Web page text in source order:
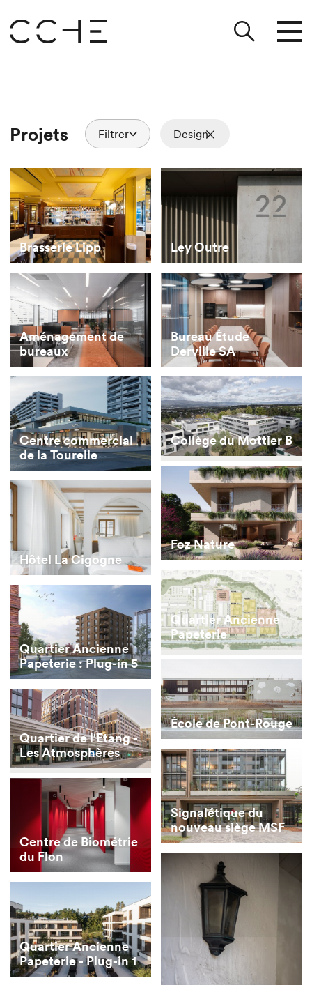
Projets Filtrer Design
Brasserie Lipp Ley Outre
Aménagement de
bureaux
Bureau Étude
Derville SA
Centre commercial
de la Tourelle
Collège du Mottier B
Foz Nature
Hôtel La Cigogne
Quartier Ancienne
Papeterie
Quartier Ancienne
Papeterie : Plug-in 5
École de Pont-Rouge
Quartier de l'Etang -
Les Atmosphères
Signalétique du
nouveau siège MSF
Centre de Biométrie
du Flon
Quartier Ancienne
Papeterie - Plug-in 1